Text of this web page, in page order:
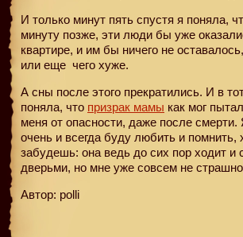
И только минут пять спустя я поняла,
минуту позже, эти люди бы уже
квартире, и им бы ничего не
или еще чего хуже.
А сны после этого прекратились. И в
поняла, что призрак мамы как мог
меня от опасности, даже после смерти.
очень и всегда буду любить и помнить,
забудешь: она ведь до сих пор ходит и
дверьми, но мне уже совсем не
Автор: polli